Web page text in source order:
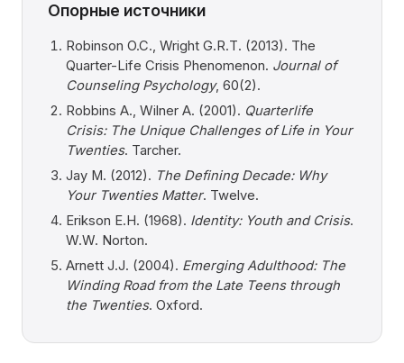
Опорные источники
Robinson O.C., Wright G.R.T. (2013). The
Quarter-Life Crisis Phenomenon. Journal of
Counseling Psychology, 60(2).
Robbins A., Wilner A. (2001). Quarterlife
Crisis: The Unique Challenges of Life in Your
Twenties. Tarcher.
Jay M. (2012). The Defining Decade: Why
Your Twenties Matter. Twelve.
Erikson E.H. (1968). Identity: Youth and Crisis.
W.W. Norton.
Arnett J.J. (2004). Emerging Adulthood: The
Winding Road from the Late Teens through
the Twenties. Oxford.